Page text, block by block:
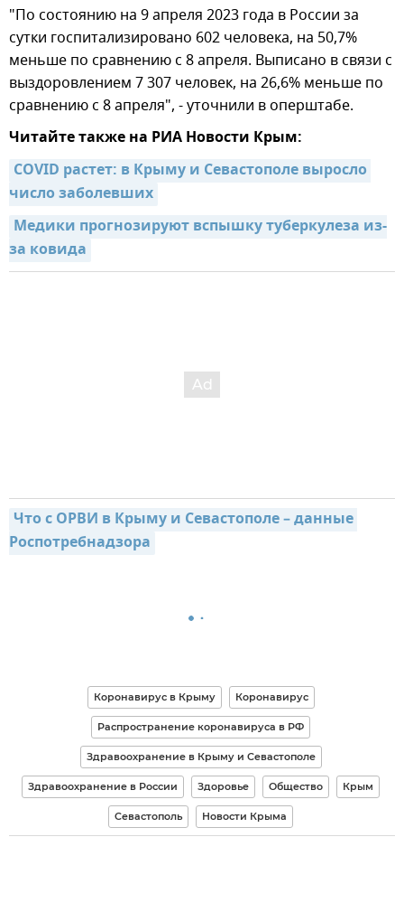
"По состоянию на 9 апреля 2023 года в России за
сутки госпитализировано 602 человека, на 50,7%
меньше по сравнению с 8 апреля. Выписано в связи с
выздоровлением 7 307 человек, на 26,6% меньше по
сравнению с 8 апреля", - уточнили в оперштабе.
Читайте также на РИА Новости Крым:
COVID растет: в Крыму и Севастополе выросло
число заболевших
Медики прогнозируют вспышку туберкулеза из-
за ковида
Что с ОРВИ в Крыму и Севастополе – данные
Роспотребнадзора
Коронавирус в Крыму Коронавирус
Распространение коронавируса в РФ
Здравоохранение в Крыму и Севастополе
Здравоохранение в России Здоровье Общество Крым
Севастополь Новости Крыма